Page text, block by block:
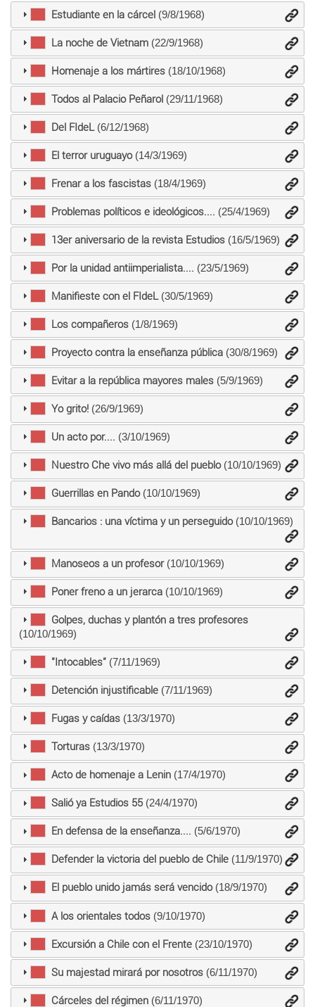
Estudiante en la cárcel(9/8/1968)
La noche de Vietnam(22/9/1968)
Homenaje a los mártires(18/10/1968)
Todos al Palacio Peñarol(29/11/1968)
Del FIdeL(6/12/1968)
El terror uruguayo(14/3/1969)
Frenar a los fascistas(18/4/1969)
Problemas políticos e ideológicos.... (25/4/1969)
13er aniversario de la revista Estudios(16/5/1969)
Por la unidad antiimperialista.... (23/5/1969)
Manifieste con el FIdeL(30/5/1969)
Los compañeros(1/8/1969)
Proyecto contra la enseñanza pública(30/8/1969)
Evitar a la república mayores males(5/9/1969)
Yo grito!(26/9/1969)
Un acto por.... (3/10/1969)
Nuestro Che vivo más allá del pueblo(10/10/1969)
Guerrillas en Pando(10/10/1969)
Bancarios : una víctima y un perseguido(10/10/1969)
Manoseos a un profesor(10/10/1969)
Poner freno a un jerarca(10/10/1969)
Golpes, duchas y plantón a tres profesores
(10/10/1969)
"Intocables"(7/11/1969)
Detención injustificable(7/11/1969)
Fugas y caídas(13/3/1970)
Torturas(13/3/1970)
Acto de homenaje a Lenin(17/4/1970)
Salió ya Estudios 55(24/4/1970)
En defensa de la enseñanza.... (5/6/1970)
Defender la victoria del pueblo de Chile(11/9/1970)
El pueblo unido jamás será vencido(18/9/1970)
A los orientales todos(9/10/1970)
Excursión a Chile con el Frente(23/10/1970)
Su majestad mirará por nosotros(6/11/1970)
Cárceles del régimen(6/11/1970)